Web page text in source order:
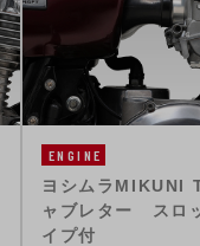
ENGINE
ヨシムラMIKUNI
ャブレター スロ
イプ付